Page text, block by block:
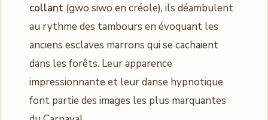
collant (gwo siwo en créole), ils déambulent
au rythme des tambours en évoquant les
anciens esclaves marrons qui se cachaient
dans les forêts. Leur apparence
impressionnante et leur danse hypnotique
font partie des images les plus marquantes